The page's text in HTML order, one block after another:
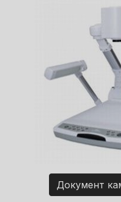
Документ